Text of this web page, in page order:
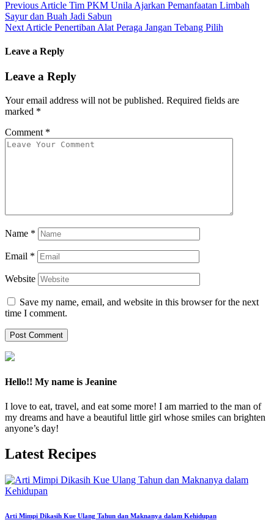
Previous Article Tim PKM Unila Ajarkan Pemanfaatan Limbah
Sayur dan Buah Jadi Sabun
Next Article Penertiban Alat Peraga Jangan Tebang Pilih
Leave a Reply
Leave a Reply
Your email address will not be published. Required fields are
marked *
Comment *
Name *
Email *
Website
Save my name, email, and website in this browser for the next
time I comment.
Hello!! My name is Jeanine
I love to eat, travel, and eat some more! I am married to the man of
my dreams and have a beautiful little girl whose smiles can brighten
anyone’s day!
Latest Recipes
Arti Mimpi Dikasih Kue Ulang Tahun dan Maknanya dalam Kehidupan